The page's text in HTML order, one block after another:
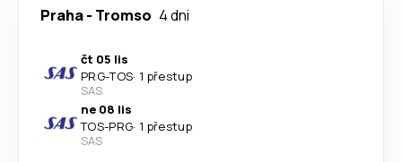
Praha- Tromso 4 dni
čt 05 lis
PRG-TOS· 1 přestup
SAS
ne 08 lis
TOS-PRG· 1 přestup
SAS